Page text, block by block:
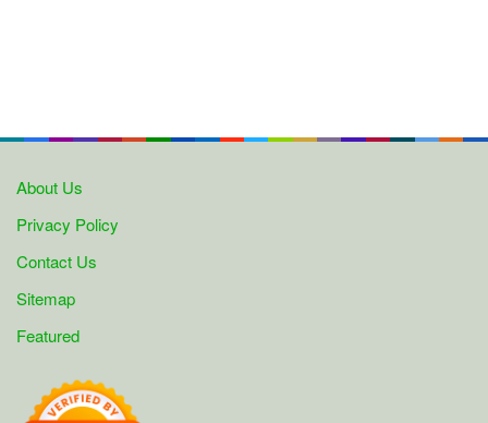
About Us
Privacy Policy
Contact Us
Sitemap
Featured